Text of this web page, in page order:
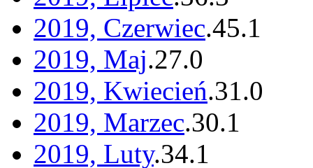
2019, Czerwiec.45.1
2019, Maj.27.0
2019, Kwiecień.31.0
2019, Marzec.30.1
2019, Luty.34.1